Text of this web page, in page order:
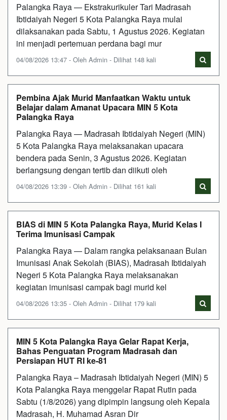
Palangka Raya — Ekstrakurikuler Tari Madrasah
Ibtidaiyah Negeri 5 Kota Palangka Raya mulai
dilaksanakan pada Sabtu, 1 Agustus 2026. Kegiatan
ini menjadi pertemuan perdana bagi mur
04/08/2026 13:47 - Oleh Admin - Dilihat 148 kali
Pembina Ajak Murid Manfaatkan Waktu untuk
Belajar dalam Amanat Upacara MIN 5 Kota
Palangka Raya
Palangka Raya — Madrasah Ibtidaiyah Negeri (MIN)
5 Kota Palangka Raya melaksanakan upacara
bendera pada Senin, 3 Agustus 2026. Kegiatan
berlangsung dengan tertib dan diikuti oleh
04/08/2026 13:39 - Oleh Admin - Dilihat 161 kali
BIAS di MIN 5 Kota Palangka Raya, Murid Kelas I
Terima Imunisasi Campak
Palangka Raya — Dalam rangka pelaksanaan Bulan
Imunisasi Anak Sekolah (BIAS), Madrasah Ibtidaiyah
Negeri 5 Kota Palangka Raya melaksanakan
kegiatan imunisasi campak bagi murid kel
04/08/2026 13:35 - Oleh Admin - Dilihat 179 kali
MIN 5 Kota Palangka Raya Gelar Rapat Kerja,
Bahas Penguatan Program Madrasah dan
Persiapan HUT RI ke-81
Palangka Raya – Madrasah Ibtidaiyah Negeri (MIN) 5
Kota Palangka Raya menggelar Rapat Rutin pada
Sabtu (1/8/2026) yang dipimpin langsung oleh Kepala
Madrasah, H. Muhamad Asran Dir